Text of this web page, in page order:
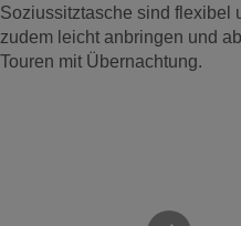
Soziussitztasche sind flexibel
zudem leicht anbringen und
Touren mit Übernachtung.